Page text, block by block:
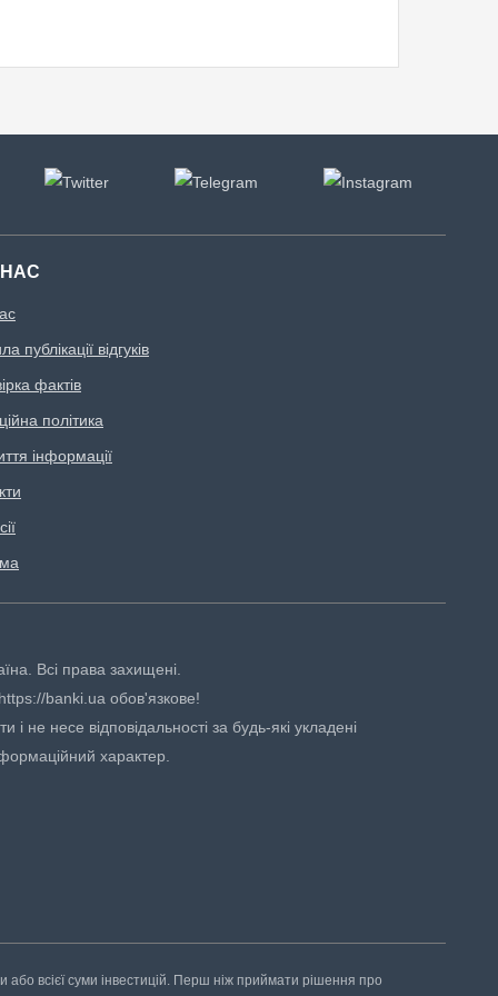
публікації відгуків
фактів
політика
інформації
Всі права захищені.
banki.ua обов'язкове!
несе відповідальності за будь-які укладені
характер.
або всієї суми інвестицій. Перш ніж приймати рішення про